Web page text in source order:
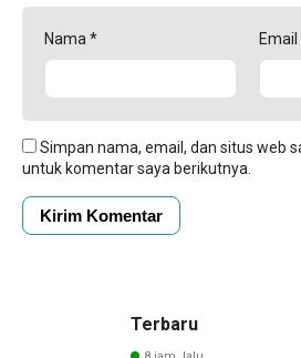
Nama * Email
Simpan nama, email, dan situs web
untuk komentar saya berikutnya.
Terbaru